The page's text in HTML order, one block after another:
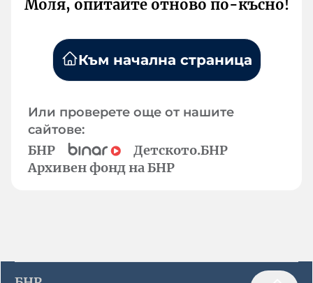
Моля, опитайте отново по-късно!
Към начална страница
Или проверете още от нашите
сайтове:
БНР
Детското.БНР
Архивен фонд на БНР